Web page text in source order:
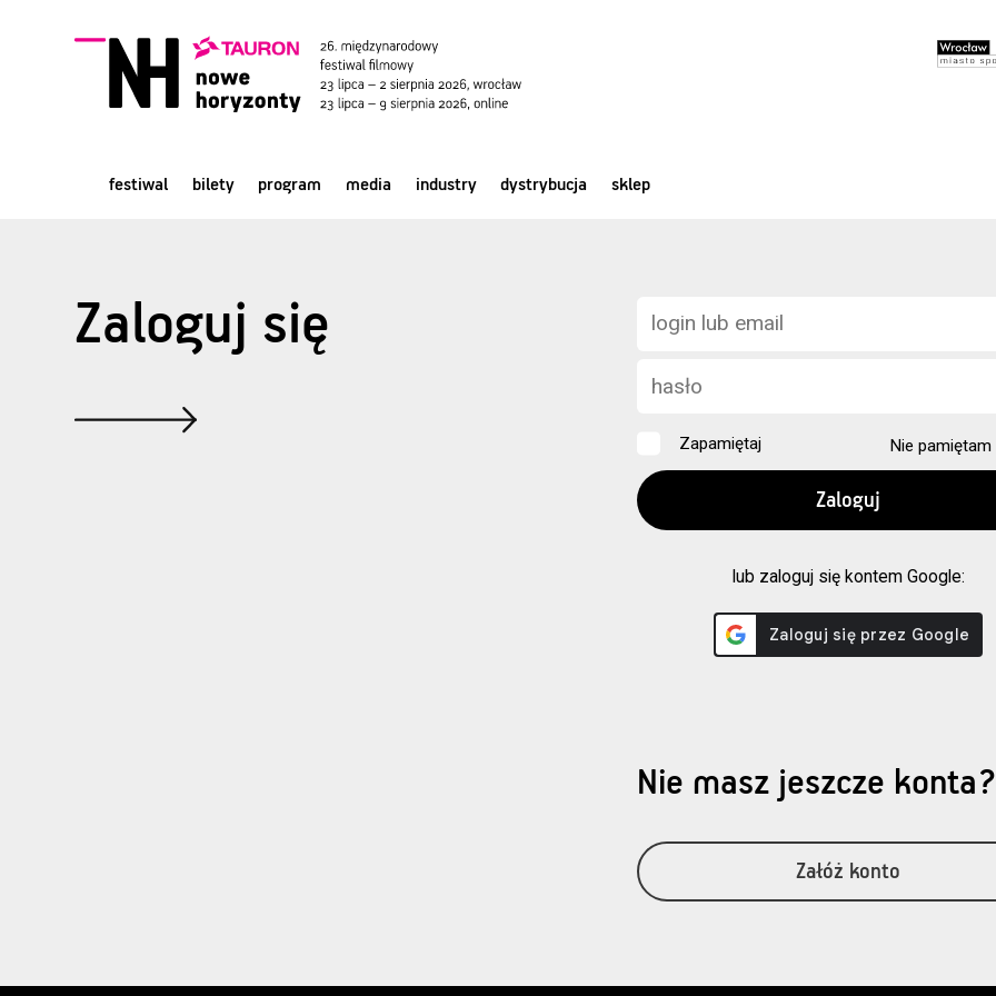
festiwal bilety program media industry dystrybucja sklep
Zaloguj się
Zapamiętaj Nie pamiętam
lub zaloguj się kontem Google:
Nie masz jeszcze konta?
Załóż konto